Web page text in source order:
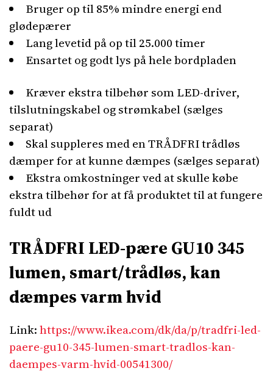
Bruger op til 85% mindre energi end
glødepærer
Lang levetid på op til 25.000 timer
Ensartet og godt lys på hele bordpladen
Kræver ekstra tilbehør som LED-driver,
tilslutningskabel og strømkabel (sælges
separat)
Skal suppleres med en TRÅDFRI trådløs
dæmper for at kunne dæmpes (sælges separat)
Ekstra omkostninger ved at skulle købe
ekstra tilbehør for at få produktet til at fungere
fuldt ud
TRÅDFRI LED-pære GU10 345
lumen, smart/trådløs, kan
dæmpes varm hvid
Link:https://www.ikea.com/dk/da/p/tradfri-led-
paere-gu10-345-lumen-smart-tradlos-kan-
daempes-varm-hvid-00541300/